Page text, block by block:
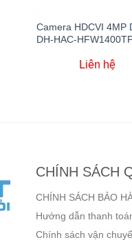
Camera HDCVI 4MP
DH-HAC-
Liên hệ
CHÍNH SÁCH
CHÍNH SÁCH BẢO
Hướng dẫn thanh
Chính sách vận